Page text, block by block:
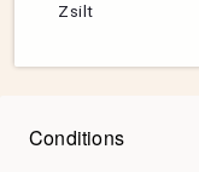
Zsilt
Conditions